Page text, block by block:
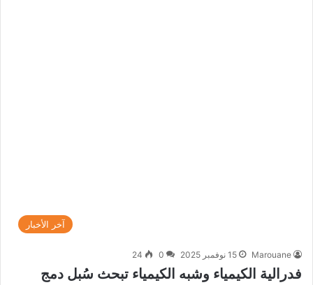
آخر الأخبار
Marouane 15 نوفمبر 2025 0
24
فدرالية الكيمياء وشبه الكيمياء تبحث سُبل دمج